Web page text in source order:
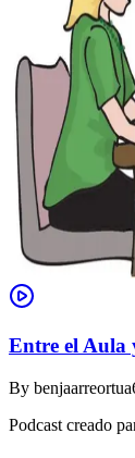
Entre el Aula
By
Podcast creado